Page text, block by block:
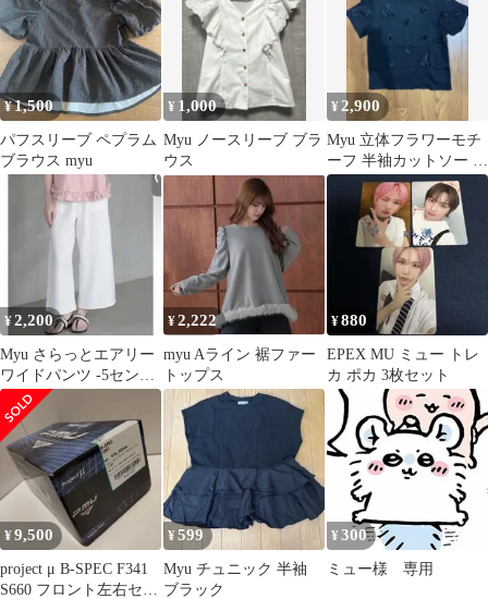
¥1,500
パフスリーブ ペプラム
ブラウス myu
¥ 1,000
Myu ノースリーブ ブラ
ウス
¥ 2,900
Myu 立体フラワーモチ
ーフ 半袖カットソー ブ
ラック新品
¥2,200
Myu さらっとエアリー
ワイドパンツ -5センチ
丈
¥2,222
myu Aライン 裾ファー
トップス
¥880
EPEX MU ミュー トレ
カ ポカ 3枚セット
¥9,500
project μ B-SPEC F341
S660 フロント左右セッ
¥599
Myu チュニック 半袖
ブラック
¥ 300
ミュー様 専用